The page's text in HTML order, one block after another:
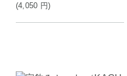
(4,050 円)